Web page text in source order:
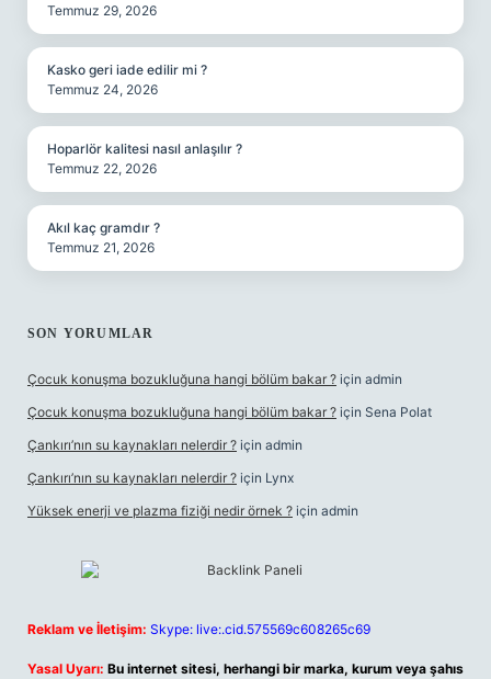
Temmuz 29, 2026
Kasko geri iade edilir mi ?
Temmuz 24, 2026
Hoparlör kalitesi nasıl anlaşılır ?
Temmuz 22, 2026
Akıl kaç gramdır ?
Temmuz 21, 2026
SON YORUMLAR
Çocuk konuşma bozukluğuna hangi bölüm bakar ? için admin
Çocuk konuşma bozukluğuna hangi bölüm bakar ? için Sena Polat
Çankırı’nın su kaynakları nelerdir ? için admin
Çankırı’nın su kaynakları nelerdir ? için Lynx
Yüksek enerji ve plazma fiziği nedir örnek ? için admin
Reklam ve İletişim: Skype: live:.cid.575569c608265c69
Yasal Uyarı: Bu internet sitesi, herhangi bir marka, kurum veya şahıs